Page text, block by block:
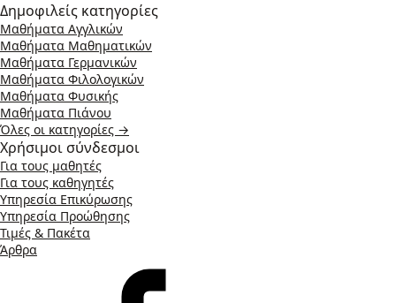
Δημοφιλείς κατηγορίες
Μαθήματα Αγγλικών
Μαθήματα Μαθηματικών
Μαθήματα Γερμανικών
Μαθήματα Φιλολογικών
Μαθήματα Φυσικής
Μαθήματα Πιάνου
Όλες οι κατηγορίες →
Χρήσιμοι σύνδεσμοι
Για τους μαθητές
Για τους καθηγητές
Υπηρεσία Επικύρωσης
Υπηρεσία Προώθησης
Τιμές & Πακέτα
Άρθρα